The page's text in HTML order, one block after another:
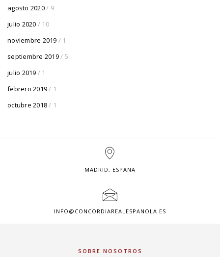
agosto 2020/ 9
julio 2020 / 10
noviembre 2019 / 1
septiembre 2019/ 5
julio 2019 / 1
febrero 2019/ 1
octubre 2018/ 1
MADRID, ESPAÑA
INFO@CONCORDIAREALESPANOLA.ES
SOBRE NOSOTROS